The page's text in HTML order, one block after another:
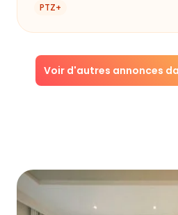
PTZ+
Voir d'autres annonces